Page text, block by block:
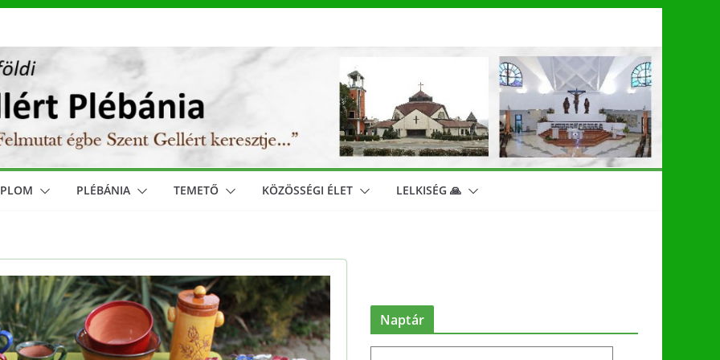
PLÉBÁNIA TEMETŐ KÖZÖSSÉGI ÉLET LELKISÉG 🙏
Naptár